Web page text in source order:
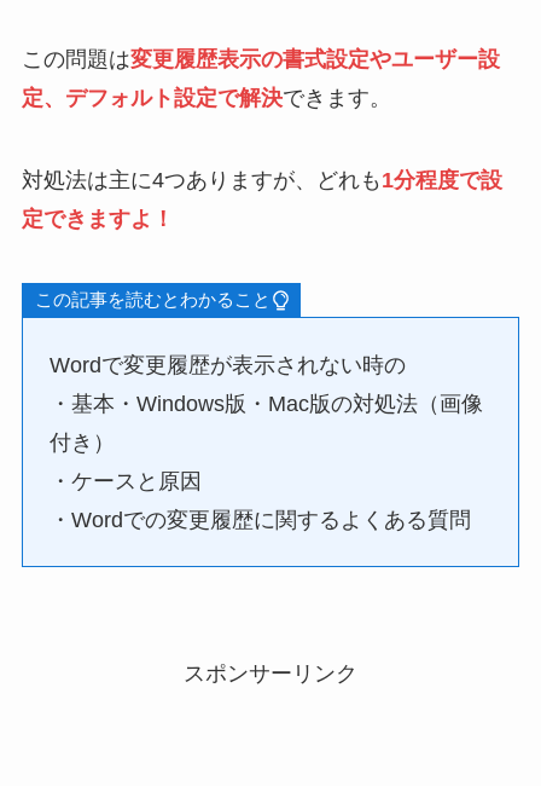
この問題は変更履歴表示の書式設定やユーザー設
定、デフォルト設定で解決できます。
対処法は主に4つありますが、どれも 1分程度で設
定できますよ！
この記事を読むとわかること
Wordで変更履歴が表示されない時の
・基本・Windows版・Mac版の対処法（画像
付き）
・ケースと原因
・Wordでの変更履歴に関するよくある質問
スポンサーリンク